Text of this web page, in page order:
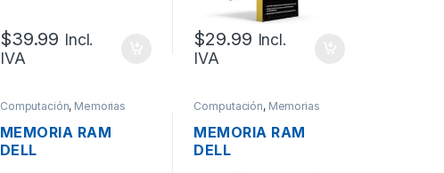
$39.99 Incl.
IVA
$29.99 Incl.
IVA
Computación, Memorias
MEMORIA RAM
DELL
Computación, Memorias
MEMORIA RAM
DELL